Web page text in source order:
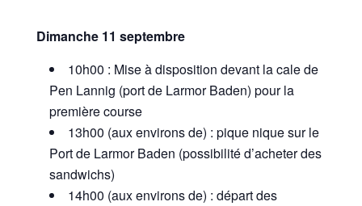
Dimanche 11 septembre
10h00 : Mise à disposition devant la cale de
Pen Lannig (port de Larmor Baden) pour la
première course
13h00 (aux environs de) : pique nique sur le
Port de Larmor Baden (possibilité d’acheter des
sandwichs)
14h00 (aux environs de) : départ des